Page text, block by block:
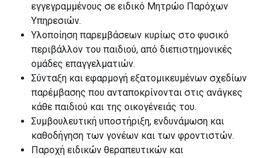
εγγεγραμμένους σε ειδικό Μητρώο Παρόχων
Υπηρεσιών.
Υλοποίηση παρεμβάσεων κυρίως στο φυσικό
περιβάλλον του παιδιού, από διεπιστημονικές
ομάδες επαγγελματιών.
Σύνταξη και εφαρμογή εξατομικευμένων σχεδίων
παρέμβασης που ανταποκρίνονται στις ανάγκες
κάθε παιδιού και της οικογένειάς του.
Συμβουλευτική υποστήριξη, ενδυνάμωση και
καθοδήγηση των γονέων και των φροντιστών.
Παροχή ειδικών θεραπευτικών και